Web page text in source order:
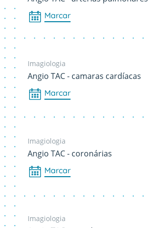
Marcar
Imagiologia
Angio TAC - camaras cardíacas
Marcar
Imagiologia
Angio TAC - coronárias
Marcar
Imagiologia